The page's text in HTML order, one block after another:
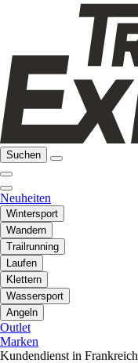
Suchen
Neuheiten
Wintersport
Wandern
Trailrunning
Laufen
Klettern
Wassersport
Angeln
Outlet
Marken
Kundendienst in Frankreich